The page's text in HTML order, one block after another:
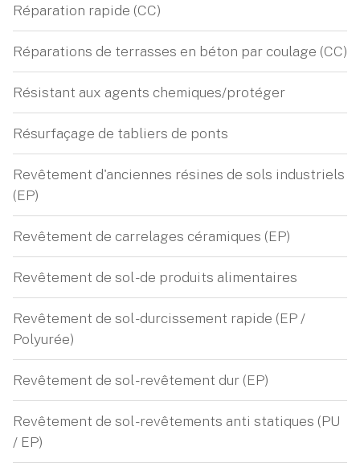
Réparation rapide (CC)
Réparations de terrasses en béton par coulage (CC)
Résistant aux agents chemiques/protéger
Résurfaçage de tabliers de ponts
Revêtement d'anciennes résines de sols industriels
(EP)
Revêtement de carrelages céramiques (EP)
Revêtement de sol - de produits alimentaires
Revêtement de sol - durcissement rapide (EP /
Polyurée)
Revêtement de sol - revêtement dur (EP)
Revêtement de sol - revêtements anti statiques (PU
/ EP)